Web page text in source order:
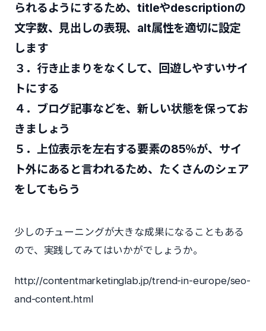
られるようにするため、titleやdescriptionの
文字数、見出しの表現、alt属性を適切に設定
します
３．行き止まりをなくして、回遊しやすいサイ
トにする
４．ブログ記事などを、新しい状態を保ってお
きましょう
５．上位表示を左右する要素の85％が、サイ
ト外にあると言われるため、たくさんのシェア
をしてもらう
少しのチューニングが大きな成果になることもある
ので、実践してみてはいかがでしょうか。
http://contentmarketinglab.jp/trend-in-europe/seo-
and-content.html